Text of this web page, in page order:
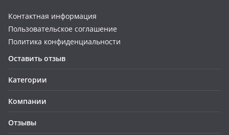
Контактная информация
Пользовательское соглашение
Политика конфиденциальности
Оставить отзыв
Категории
Компании
Отзывы